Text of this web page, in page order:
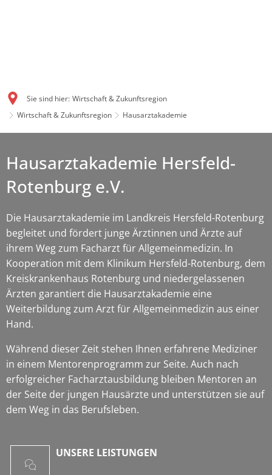
Sie sind hier: Wirtschaft & Zukunftsregion
Wirtschaft & Zukunftsregion
Hausarztakademie
Hausarztakademie Hersfeld-
Rotenburg e.V.
Die Hausarztakademie im Landkreis Hersfeld-Rotenburg
begleitet und fördert junge Ärztinnen und Ärzte auf
ihrem Weg zum Facharzt für Allgemeinmedizin. In
Kooperation mit dem Klinikum Hersfeld-Rotenburg, dem
Kreiskrankenhaus Rotenburg und niedergelassenen
Ärzten garantiert die Hausarztakademie eine
Weiterbildung zum Arzt für Allgemeinmedizin aus einer
Hand.
Während dieser Zeit stehen Ihnen erfahrene Mediziner
in einem Mentorenprogramm zur Seite. Auch nach
erfolgreicher Facharztausbildung bleiben Mentoren an
der Seite der jungen Hausärzte und unterstützen sie auf
dem Weg in das Berufsleben.
UNSERE LEISTUNGEN